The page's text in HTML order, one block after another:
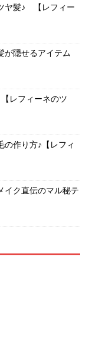
ヤ髪♪ 【レフィー
が隠せるアイテム
レフィーネのツ
作り方♪【レフィ
イク直伝のマル秘テ